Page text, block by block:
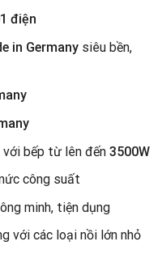
điện
in Germanysiêu bền,
bếp từ lên đến 3500W
công suất
minh, tiện dụng
với các loại nồi lớn nhỏ